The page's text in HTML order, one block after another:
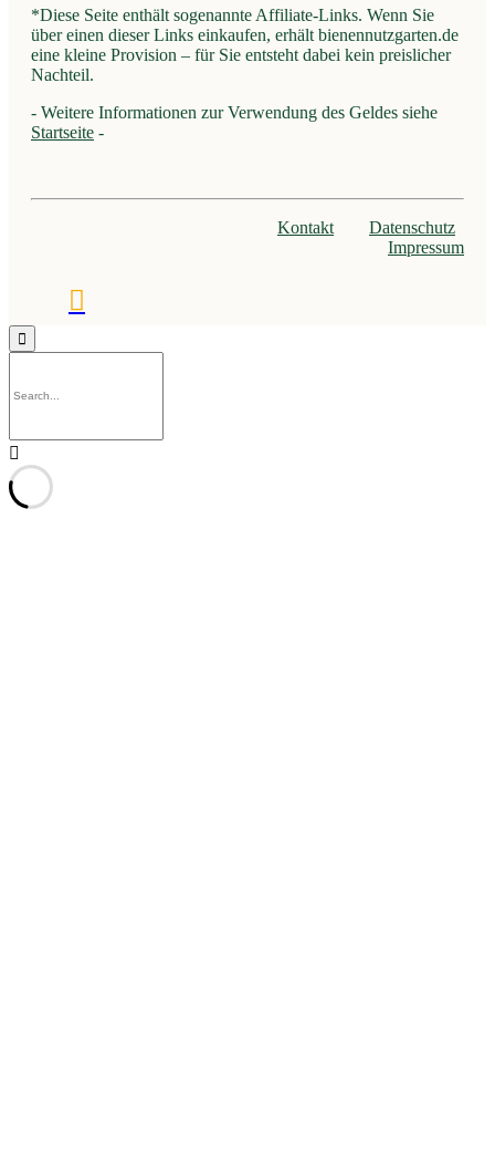
*Diese Seite enthält sogenannte Affiliate-Links. Wenn Sie
über einen dieser Links einkaufen, erhält bienennutzgarten.de
eine kleine Provision – für Sie entsteht dabei kein preislicher
Nachteil.
- Weitere Informationen zur Verwendung des Geldes siehe
Startseite -
Kontakt
Datenschutz
Impressum

